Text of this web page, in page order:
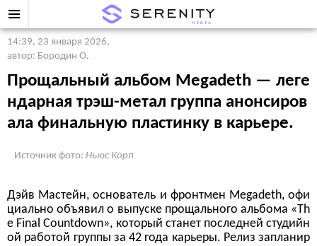
14:39, 23 января 2026,
автор: Бородин О.
Прощальный альбом Megadeth — леге
ндарная трэш-метал группа анонсиров
ала финальную пластинку в карьере.
Источник фото: Ньюс Корп
Дэйв Мастейн, основатель и фронтмен Megadeth, офи
циально объявил о выпуске прощального альбома «Th
e Final Countdown», который станет последней студийн
ой работой группы за 42 года карьеры. Релиз запланир